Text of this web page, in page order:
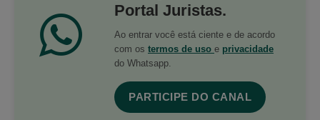
Portal Juristas.
Ao entrar você está ciente e de acordo
com os termos de uso e privacidade
do Whatsapp.
PARTICIPE DO CANAL